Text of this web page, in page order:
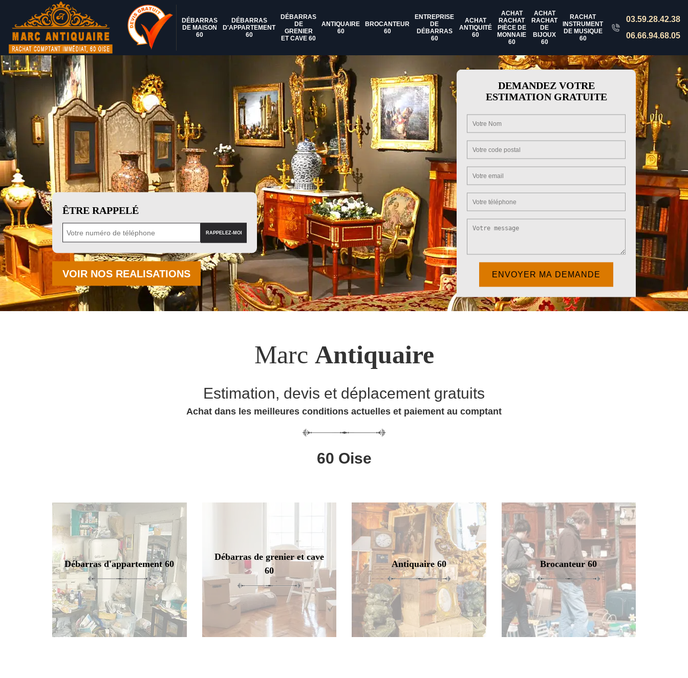
DÉBARRAS
DE MAISON
60
DÉBARRAS
D'APPARTEMENT
60
DÉBARRAS
DE
GRENIER
ET CAVE 60
ANTIQUAIRE
60
BROCANTEUR
60
ENTREPRISE
DE
DÉBARRAS
60
ACHAT
ANTIQUITÉ
60
ACHAT
RACHAT
PIÈCE DE
MONNAIE
60
ACHAT
RACHAT
DE
BIJOUX
60
RACHAT
INSTRUMENT
DE MUSIQUE
60
03.59.28.42.38
06.66.94.68.05
ÊTRE RAPPELÉ
VOIR NOS REALISATIONS
DEMANDEZ VOTRE
ESTIMATION GRATUITE
Marc Antiquaire
Estimation, devis et déplacement gratuits
Achat dans les meilleures conditions actuelles et paiement au comptant
60 Oise
Débarras d'appartement 60
Débarras de grenier et cave
60
Antiquaire 60 Brocanteur 60